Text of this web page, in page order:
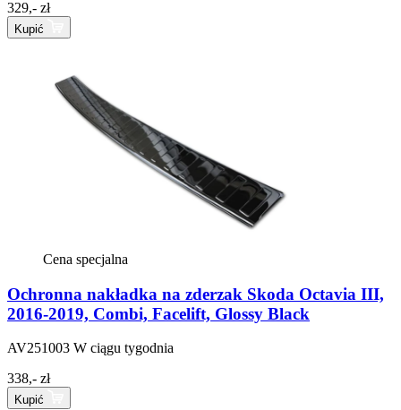
329,- zł
Kupić
Cena specjalna
Ochronna nakładka na zderzak Skoda Octavia III,
2016-2019, Combi, Facelift, Glossy Black
AV251003 W ciągu tygodnia
338,- zł
Kupić